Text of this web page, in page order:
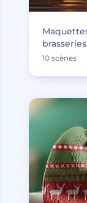
brasseries
10 scènes